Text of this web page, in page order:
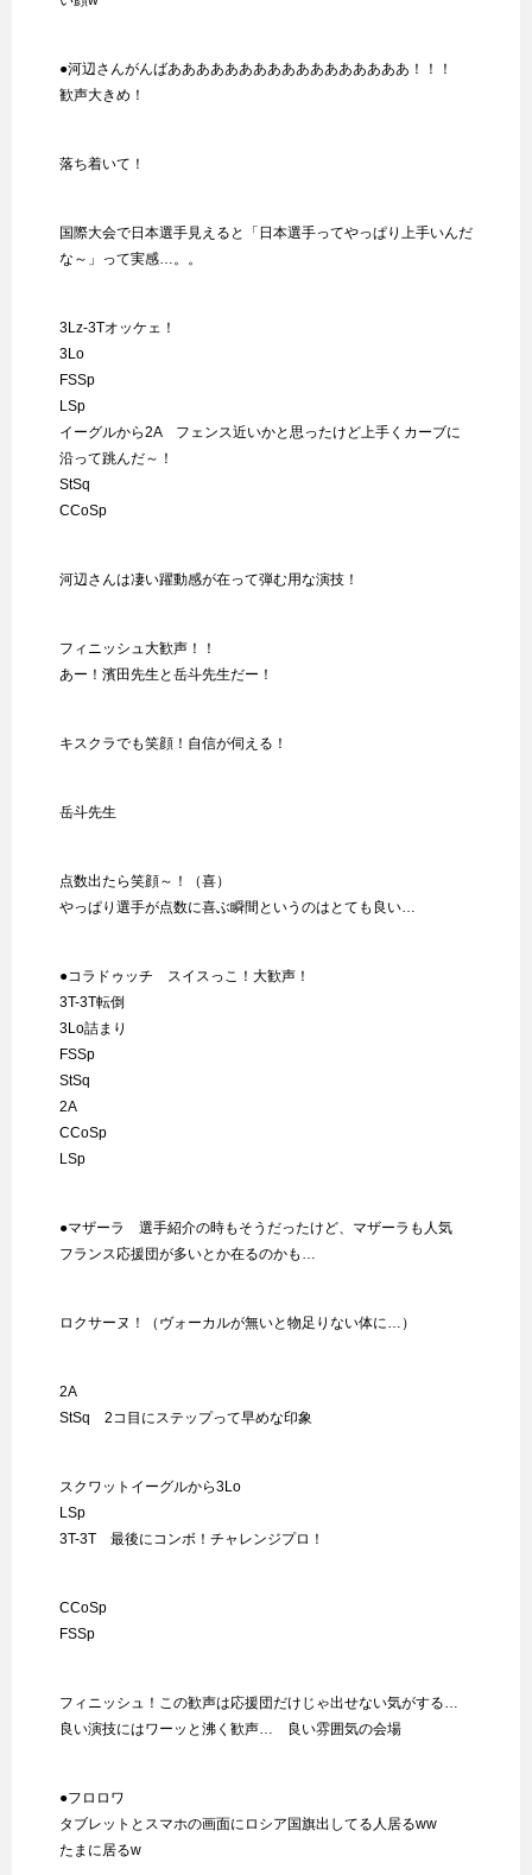
●河辺さんがんばあああああああああああああああああ！！！
歓声大きめ！
落ち着いて！
国際大会で日本選手見えると「日本選手ってやっぱり上手いんだ
な～」って実感…。。
3Lz-3Tオッケェ！
3Lo
FSSp
LSp
イーグルから2A フェンス近いかと思ったけど上手くカーブに
沿って跳んだ～！
StSq
CCoSp
河辺さんは凄い躍動感が在って弾む用な演技！
フィニッシュ大歓声！！
あー！濱田先生と岳斗先生だー！
キスクラでも笑顔！自信が伺える！
岳斗先生
点数出たら笑顔～！（喜）
やっぱり選手が点数に喜ぶ瞬間というのはとても良い…
●コラドゥッチ スイスっこ！大歓声！
3T-3T転倒
3Lo詰まり
FSSp
StSq
2A
CCoSp
LSp
●マザーラ 選手紹介の時もそうだったけど、マザーラも人気
フランス応援団が多いとか在るのかも…
ロクサーヌ！（ヴォーカルが無いと物足りない体に…）
2A
StSq 2コ目にステップって早めな印象
スクワットイーグルから3Lo
LSp
3T-3T 最後にコンボ！チャレンジプロ！
CCoSp
FSSp
フィニッシュ！この歓声は応援団だけじゃ出せない気がする…
良い演技にはワーッと沸く歓声… 良い雰囲気の会場
●フロロワ
タブレットとスマホの画面にロシア国旗出してる人居るww
たまに居るw